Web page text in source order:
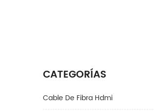
CATEGORÍAS
Cable De Fibra Hdmi